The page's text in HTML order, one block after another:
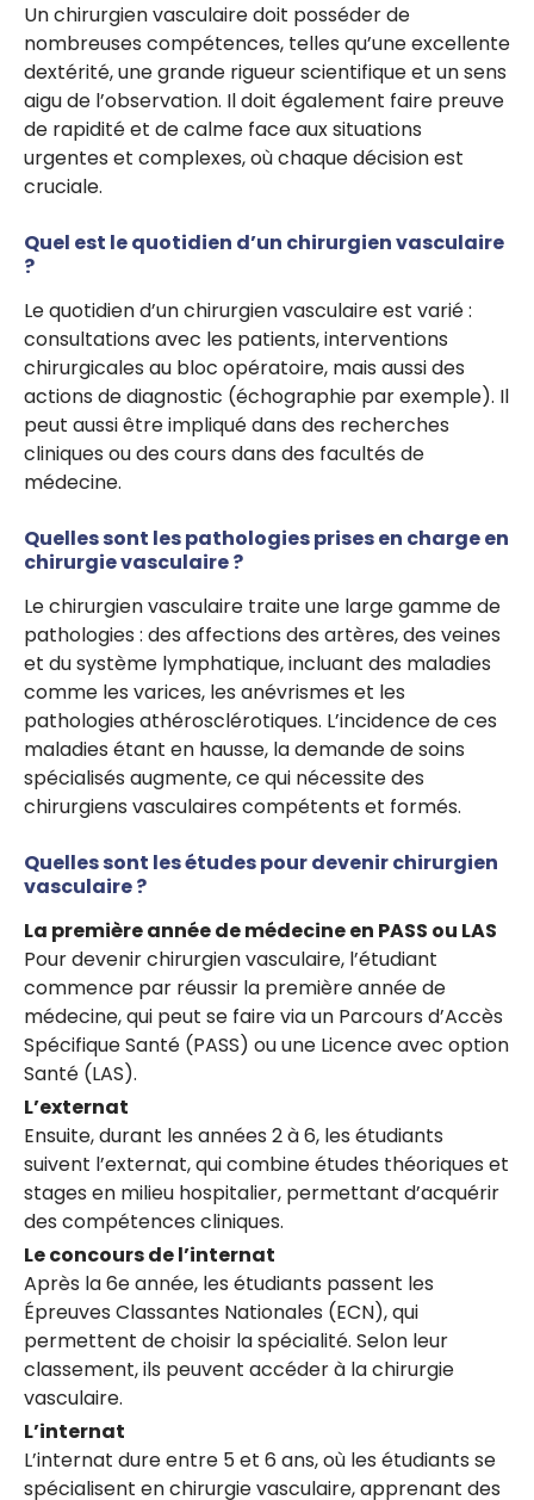
Un chirurgien vasculaire doit posséder de
nombreuses compétences, telles qu’une excellente
dextérité, une grande rigueur scientifique et un sens
aigu de l’observation. Il doit également faire preuve
de rapidité et de calme face aux situations
urgentes et complexes, où chaque décision est
cruciale.
Quel est le quotidien d’un chirurgien vasculaire
?
Le quotidien d’un chirurgien vasculaire est varié :
consultations avec les patients, interventions
chirurgicales au bloc opératoire, mais aussi des
actions de diagnostic (échographie par exemple). Il
peut aussi être impliqué dans des recherches
cliniques ou des cours dans des facultés de
médecine.
Quelles sont les pathologies prises en charge en
chirurgie vasculaire ?
Le chirurgien vasculaire traite une large gamme de
pathologies : des affections des artères, des veines
et du système lymphatique, incluant des maladies
comme les varices, les anévrismes et les
pathologies athérosclérotiques. L’incidence de ces
maladies étant en hausse, la demande de soins
spécialisés augmente, ce qui nécessite des
chirurgiens vasculaires compétents et formés.
Quelles sont les études pour devenir chirurgien
vasculaire ?
La première année de médecine en PASS ou LAS
Pour devenir chirurgien vasculaire, l’étudiant
commence par réussir la première année de
médecine, qui peut se faire via un Parcours d’Accès
Spécifique Santé (PASS) ou une Licence avec option
Santé (LAS).
L’externat
Ensuite, durant les années 2 à 6, les étudiants
suivent l’externat, qui combine études théoriques et
stages en milieu hospitalier, permettant d’acquérir
des compétences cliniques.
Le concours de l’internat
Après la 6e année, les étudiants passent les
Épreuves Classantes Nationales (ECN), qui
permettent de choisir la spécialité. Selon leur
classement, ils peuvent accéder à la chirurgie
vasculaire.
L’internat
L’internat dure entre 5 et 6 ans, où les étudiants se
spécialisent en chirurgie vasculaire, apprenant des